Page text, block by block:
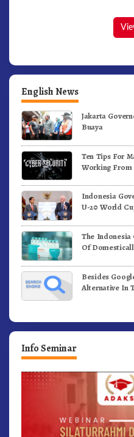
English News
Jakarta
Buaya
Ten Tips For
Working From
Indonesia
U-20 World
The Indonesia
Of
Besides
Alternative In
Info Seminar